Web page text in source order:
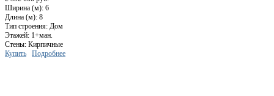
Ширина (м): 6
Длина (м): 8
Тип строения: Дом
Этажей: 1+ман.
Стены: Кирпичные
Купить
Подробнее